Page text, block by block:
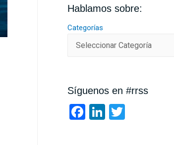
Hablamos sobre:
Categorías
Síguenos en #rrss
F
Li